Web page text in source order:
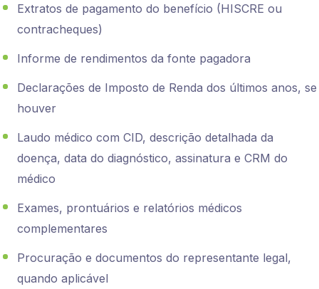
Extratos de pagamento do benefício (HISCRE ou
contracheques)
Informe de rendimentos da fonte pagadora
Declarações de Imposto de Renda dos últimos anos, se
houver
Laudo médico com CID, descrição detalhada da
doença, data do diagnóstico, assinatura e CRM do
médico
Exames, prontuários e relatórios médicos
complementares
Procuração e documentos do representante legal,
quando aplicável